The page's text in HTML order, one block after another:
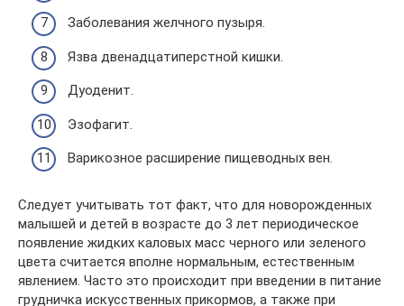
Заболевания желчного пузыря.
Язва двенадцатиперстной кишки.
Дуоденит.
Эзофагит.
Варикозное расширение пищеводных вен.
Следует учитывать тот факт, что для новорожденных
малышей и детей в возрасте до 3 лет периодическое
появление жидких каловых масс черного или зеленого
цвета считается вполне нормальным, естественным
явлением. Часто это происходит при введении в питание
грудничка искусственных прикормов, а также при